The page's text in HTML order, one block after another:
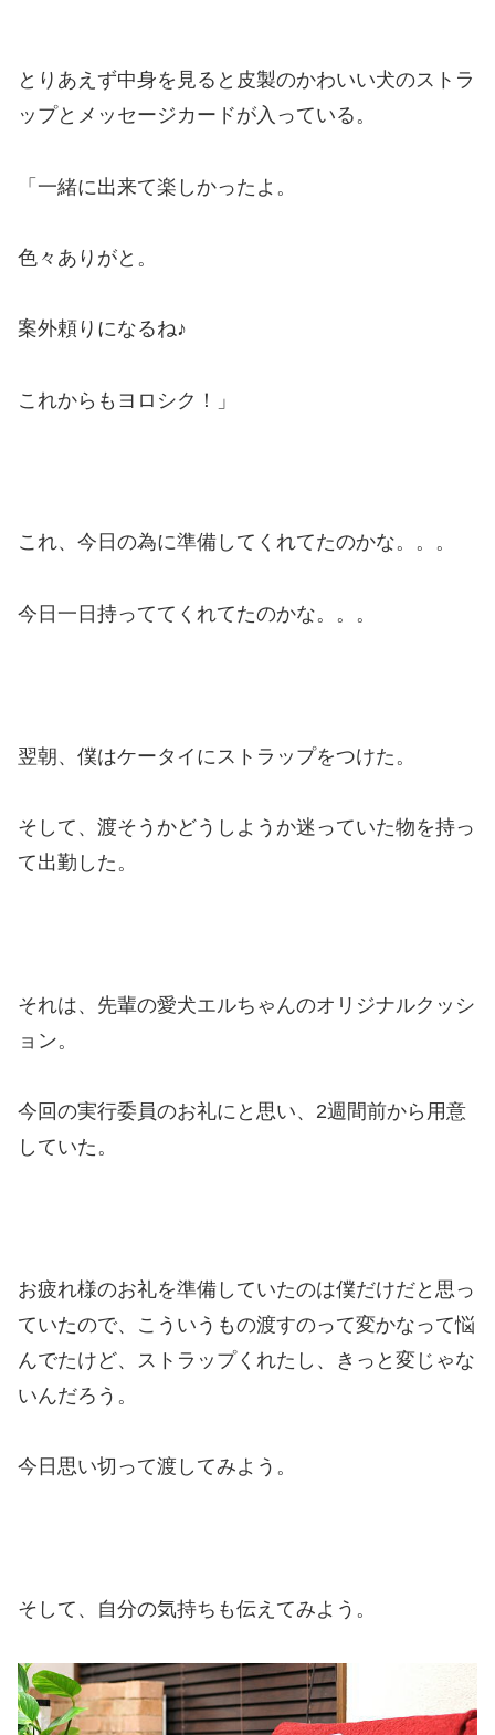
とりあえず中身を見ると皮製のかわいい犬のストラ
ップとメッセージカードが入っている。
「一緒に出来て楽しかったよ。
色々ありがと。
案外頼りになるね♪
これからもヨロシク！」
これ、今日の為に準備してくれてたのかな。。。
今日一日持っててくれてたのかな。。。
翌朝、僕はケータイにストラップをつけた。
そして、渡そうかどうしようか迷っていた物を持っ
て出勤した。
それは、先輩の愛犬エルちゃんのオリジナルクッシ
ョン。
今回の実行委員のお礼にと思い、2週間前から用意
していた。
お疲れ様のお礼を準備していたのは僕だけだと思っ
ていたので、こういうもの渡すのって変かなって悩
んでたけど、ストラップくれたし、きっと変じゃな
いんだろう。
今日思い切って渡してみよう。
そして、自分の気持ちも伝えてみよう。